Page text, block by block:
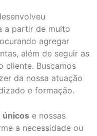
a partir de muito
agregar
além de seguir as
cliente. Buscamos
da nossa atuação
e formação.
únicos e nossas
a necessidade ou